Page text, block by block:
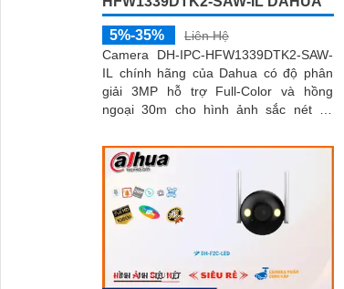
5%-35%
Liên Hệ
Camera DH-IPC-HFW1339DTK2-SAW-
IL chính hãng của Dahua có độ phân
giải 3MP hỗ trợ Full-Color và hồng
ngoại 30m cho hình ảnh sắc nét cả
ghi âm loa cảnh báo và công nghệ AI
giúp phát hiện con người, phương tiện